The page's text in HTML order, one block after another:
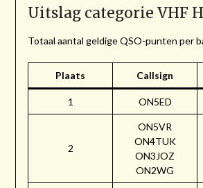
Uitslag categorie VHF
Totaal aantal geldige QSO-punten per
Plaats Callsign
1 ON5ED
2
ON5VR
ON4TUK
ON3JOZ
ON2WG